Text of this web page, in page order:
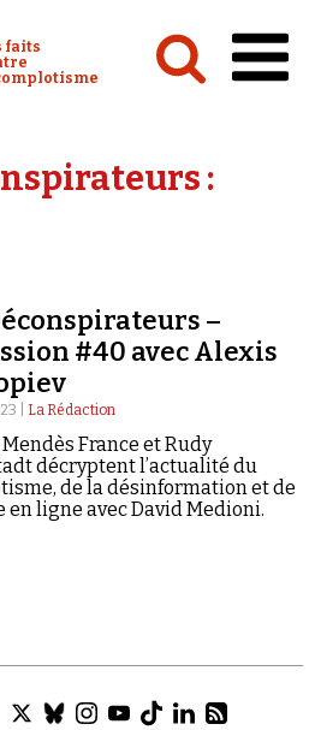
Watch :
faits
de presse
un don
:
–
#40 avec Alexis
| La Rédaction
France et Rudy
décryptent l’actualité du
de la désinformation et de
en ligne avec David Medioni.